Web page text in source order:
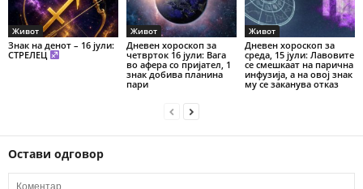
Живот
Знак на денот – 16 јули:
СТРЕЛЕЦ
Живот
Дневен хороскоп за
четврток 16 јули: Вага
во афера со пријател, 1
знак добива планина
пари
Живот
Дневен хороскоп за
среда, 15 јули: Лавовите
се смешкаат на парична
инфузија, а на овој знак
му се заканува отказ
Остави одговор